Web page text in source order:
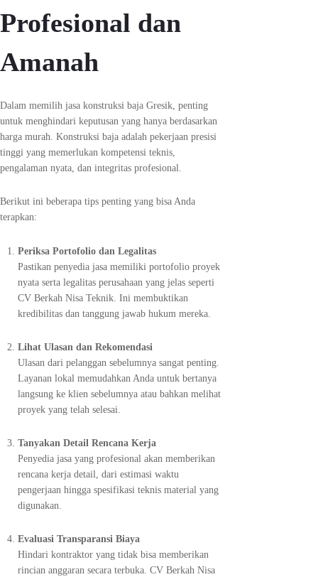
Profesional dan
Amanah
Dalam memilih jasa konstruksi baja Gresik, penting
untuk menghindari keputusan yang hanya berdasarkan
harga murah. Konstruksi baja adalah pekerjaan presisi
tinggi yang memerlukan kompetensi teknis,
pengalaman nyata, dan integritas profesional.
Berikut ini beberapa tips penting yang bisa Anda
terapkan:
Periksa Portofolio dan Legalitas
Pastikan penyedia jasa memiliki portofolio proyek
nyata serta legalitas perusahaan yang jelas seperti
CV Berkah Nisa Teknik. Ini membuktikan
kredibilitas dan tanggung jawab hukum mereka.
Lihat Ulasan dan Rekomendasi
Ulasan dari pelanggan sebelumnya sangat penting.
Layanan lokal memudahkan Anda untuk bertanya
langsung ke klien sebelumnya atau bahkan melihat
proyek yang telah selesai.
Tanyakan Detail Rencana Kerja
Penyedia jasa yang profesional akan memberikan
rencana kerja detail, dari estimasi waktu
pengerjaan hingga spesifikasi teknis material yang
digunakan.
Evaluasi Transparansi Biaya
Hindari kontraktor yang tidak bisa memberikan
rincian anggaran secara terbuka. CV Berkah Nisa